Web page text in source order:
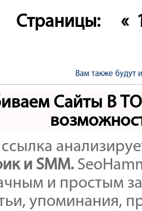
Страницы: «
Вам также будут
Сайты В
и SMM.
и простым
упоминания,